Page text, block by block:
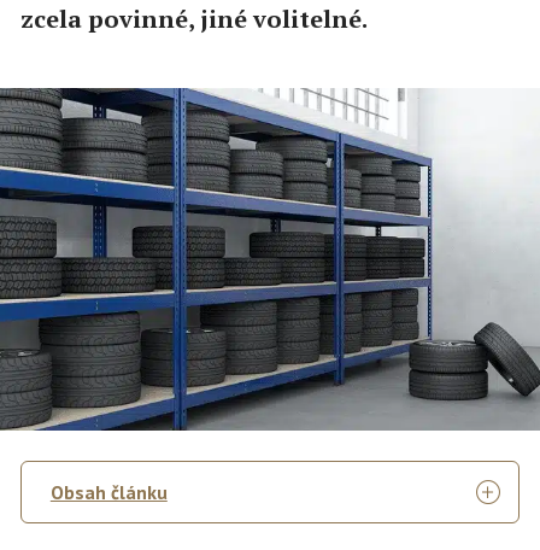
zcela povinné, jiné volitelné.
Obsah článku